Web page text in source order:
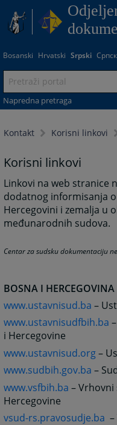
Bosanski Hrvatski Srpski
Napredna pretraga
Kontakt Korisni linkovi
Korisni linkovi
Linkovi na web stranice
dodatnog informisanja
Hercegovini i zemalja u
međunarodnih sudova.
Centar za sudsku dokumentaciju
BOSNA I HERCEGOVINA
www.ustavnisud.ba –
www.ustavnisudfbih.ba
i Hercegovine
www.ustavnisud.org–
www.sudbih.gov.ba –
www.vsfbih.ba – Vrhovni
Hercegovine
vsud-rs.pravosudje.ba